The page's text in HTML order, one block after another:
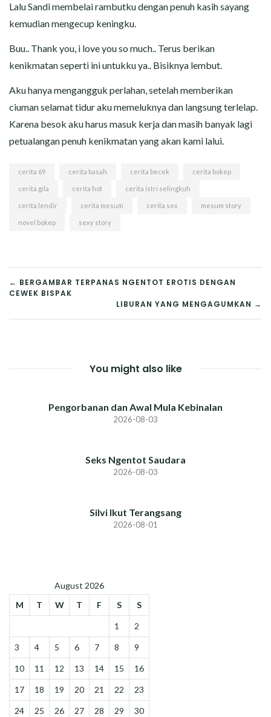
Lalu Sandi membelai rambutku dengan penuh kasih sayang
kemudian mengecup keningku.
Buu.. Thank you, i love you so much.. Terus berikan
kenikmatan seperti ini untukku ya.. Bisiknya lembut.
Aku hanya mengangguk perlahan, setelah memberikan
ciuman selamat tidur aku memeluknya dan langsung terlelap.
Karena besok aku harus masuk kerja dan masih banyak lagi
petualangan penuh kenikmatan yang akan kami lalui.
cerita 69 cerita basah cerita becek cerita bokep
cerita gila cerita hot cerita istri selingkuh
cerita lendir cerita mesum cerita sex mesum story
novel bokep sexy story
POST
NAVIGATION
← BERGAMBAR TERPANAS NGENTOT EROTIS DENGAN
CEWEK BISPAK
LIBURAN YANG MENGAGUMKAN →
You might also like
Pengorbanan dan Awal Mula Kebinalan
2026-08-03
Seks Ngentot Saudara
2026-08-03
Silvi Ikut Terangsang
2026-08-01
August 2026
M
T W T F S S
1 2
3 4 5 6 7 8 9
10 11 12 13 14 15 16
17 18 19 20 21 22 23
24 25 26 27 28 29 30